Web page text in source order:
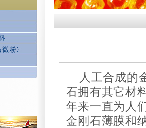
人工合成的
石拥有其它材
年来一直为人
金刚石薄膜和